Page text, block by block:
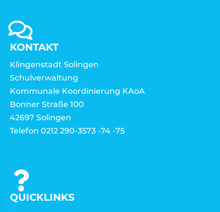
KONTAKT
Klingenstadt Solingen
Schulverwaltung
Kommunale Koordinierung KAoA
Bonner Straße 100
42697 Solingen
Telefon 0212 290-3573 -74 -75
QUICKLINKS